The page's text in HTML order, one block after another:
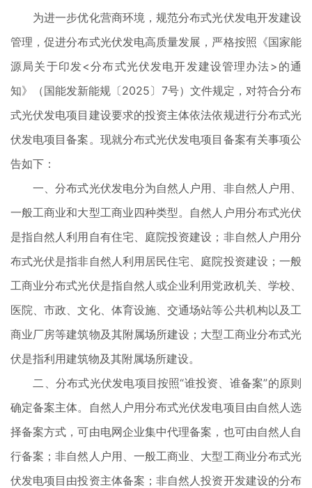
为进一步优化营商环境，规范分布式光伏发电开发建设
管理，促进分布式光伏发电高质量发展，严格按照《国家能
源局关于印发<分布式光伏发电开发建设管理办法>的通
知》（国能发新能规〔2025〕7号）文件规定，对符合分布
式光伏发电项目建设要求的投资主体依法依规进行分布式光
伏发电项目备案。现就分布式光伏发电项目备案有关事项公
告如下：
一、分布式光伏发电分为自然人户用、非自然人户用、
一般工商业和大型工商业四种类型。自然人户用分布式光伏
是指自然人利用自有住宅、庭院投资建设；非自然人户用分
布式光伏是指非自然人利用居民住宅、庭院投资建设；一般
工商业分布式光伏是指自然人或企业利用党政机关、学校、
医院、市政、文化、体育设施、交通场站等公共机构以及工
商业厂房等建筑物及其附属场所建设；大型工商业分布式光
伏是指利用建筑物及其附属场所建设。
二、分布式光伏发电项目按照“谁投资、谁备案”的原则
确定备案主体。自然人户用分布式光伏发电项目由自然人选
择备案方式，可由电网企业集中代理备案，也可由自然人自
行备案；非自然人户用、一般工商业、大型工商业分布式光
伏发电项目由投资主体备案；非自然人投资开发建设的分布